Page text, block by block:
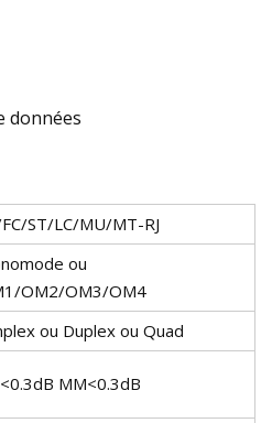
données
ST/LC/MU/MT-RJ
ou
OM2/OM3/OM4
ou Duplex ou Quad
MM<0.3dB